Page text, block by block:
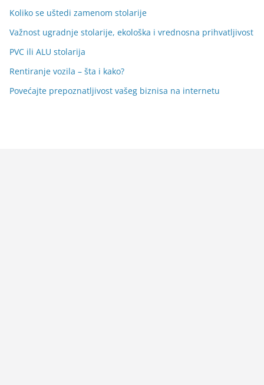
Koliko se uštedi zamenom stolarije
Važnost ugradnje stolarije, ekološka i vrednosna prihvatljivost
PVC ili ALU stolarija
Rentiranje vozila – šta i kako?
Povećajte prepoznatljivost vašeg biznisa na internetu